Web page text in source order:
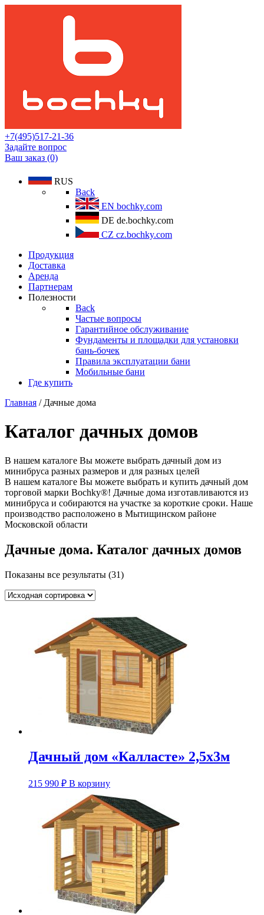
+7(495)517-21-36
Задайте вопрос
Ваш заказ (0)
RUS
Back
EN bochky.com
DE de.bochky.com
CZ cz.bochky.com
Продукция
Доставка
Аренда
Партнерам
Полезности
Back
Частые вопросы
Гарантийное обслуживание
Фундаменты и площадки для установки
бань-бочек
Правила эксплуатации бани
Мобильные бани
Где купить
Главная / Дачные дома
Каталог дачных домов
В нашем каталоге Вы можете выбрать дачный дом из
минибруса разных размеров и для разных целей
В нашем каталоге Вы можете выбрать и купить дачный дом
торговой марки Bochky®! Дачные дома изготавливаются из
минибруса и собираются на участке за короткие сроки. Наше
производство расположено в Мытищинском районе
Московской области
Дачные дома. Каталог дачных домов
Показаны все результаты (31)
Дачный дом «Калласте» 2,5х3м
215 990 ₽ В корзину